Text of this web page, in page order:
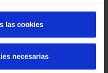
las cookies
necesarias